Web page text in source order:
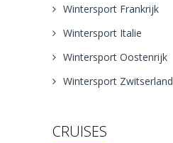
Wintersport Frankrijk
Wintersport Italie
Wintersport Oostenrijk
Wintersport Zwitserland
CRUISES